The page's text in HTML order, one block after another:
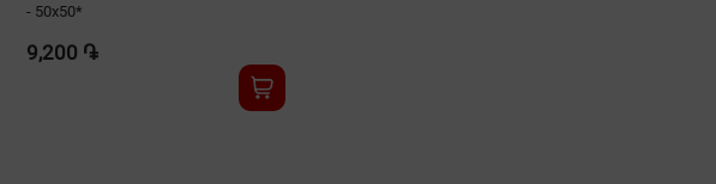
- 50x50*
9,200 ֏